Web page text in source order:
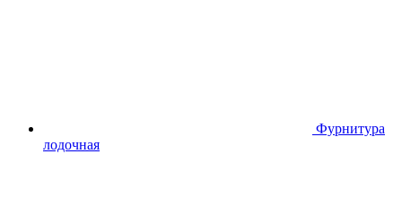
Фурнитура
лодочная